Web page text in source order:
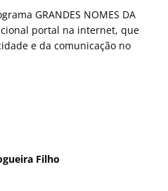
GRANDES NOMES DA
portal na internet, que
e da comunicação no
Filho